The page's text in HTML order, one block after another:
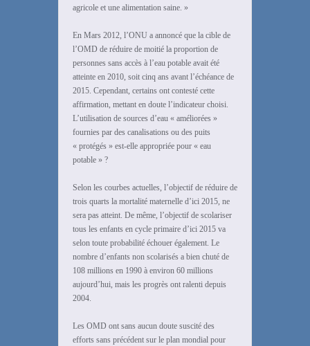
agricole et une alimentation saine. »
En Mars 2012, l’ONU a annoncé que la cible de
l’OMD de réduire de moitié la proportion de
personnes sans accès à l’eau potable avait été
atteinte en 2010, soit cinq ans avant l’échéance de
2015. Cependant, certains ont contesté cette
affirmation, mettant en doute l’indicateur choisi.
L’utilisation de sources d’eau « améliorées »
fournies par des canalisations ou des puits
« protégés » est-elle appropriée pour « eau
potable » ?
Selon les courbes actuelles, l’objectif de réduire de
trois quarts la mortalité maternelle d’ici 2015, ne
sera pas atteint. De même, l’objectif de scolariser
tous les enfants en cycle primaire d’ici 2015 va
selon toute probabilité échouer également. Le
nombre d’enfants non scolarisés a bien chuté de
108 millions en 1990 à environ 60 millions
aujourd’hui, mais les progrès ont ralenti depuis
2004.
Les OMD ont sans aucun doute suscité des
efforts sans précédent sur le plan mondial pour